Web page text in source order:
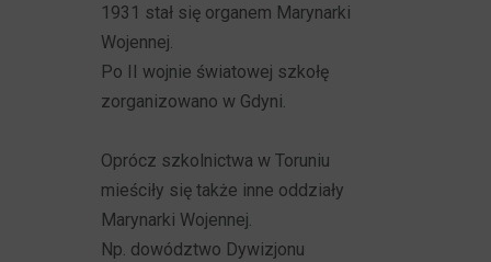
1931 stał się organem Marynarki
Wojennej.
Po II wojnie światowej szkołę
zorganizowano w Gdyni.
Oprócz szkolnictwa w Toruniu
mieściły się także inne oddziały
Marynarki Wojennej.
Np. dowództwo Dywizjonu